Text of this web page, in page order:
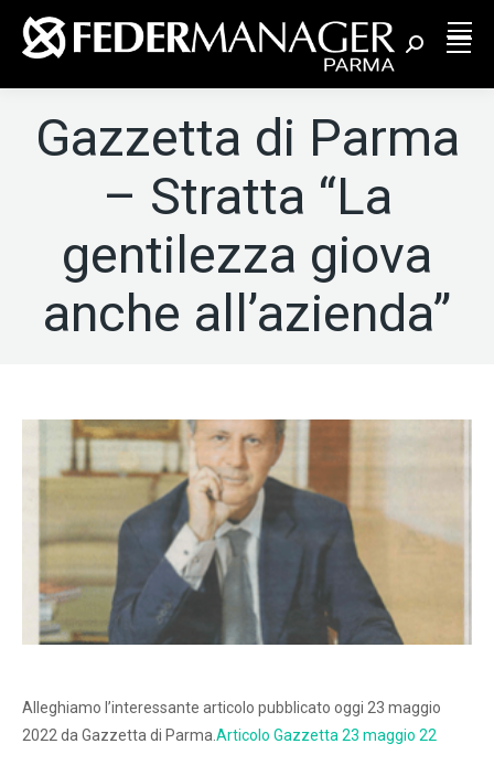
Cerca:
Gazzetta di Parma
– Stratta “La
gentilezza giova
anche all’azienda”
Alleghiamo l’interessante articolo pubblicato oggi 23 maggio
2022 da Gazzetta di Parma. Articolo Gazzetta 23 maggio 22